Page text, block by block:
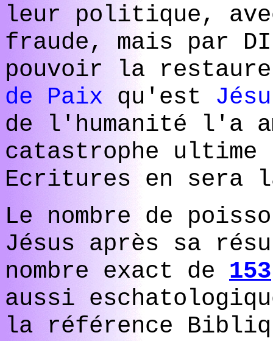
leur politique,
fraude, mais par
pouvoir la
de Paix qu'est
de l'humanité l'a
catastrophe
Ecritures en sera
Le nombre de
Jésus après sa
nombre exact de 153
aussi
la référence